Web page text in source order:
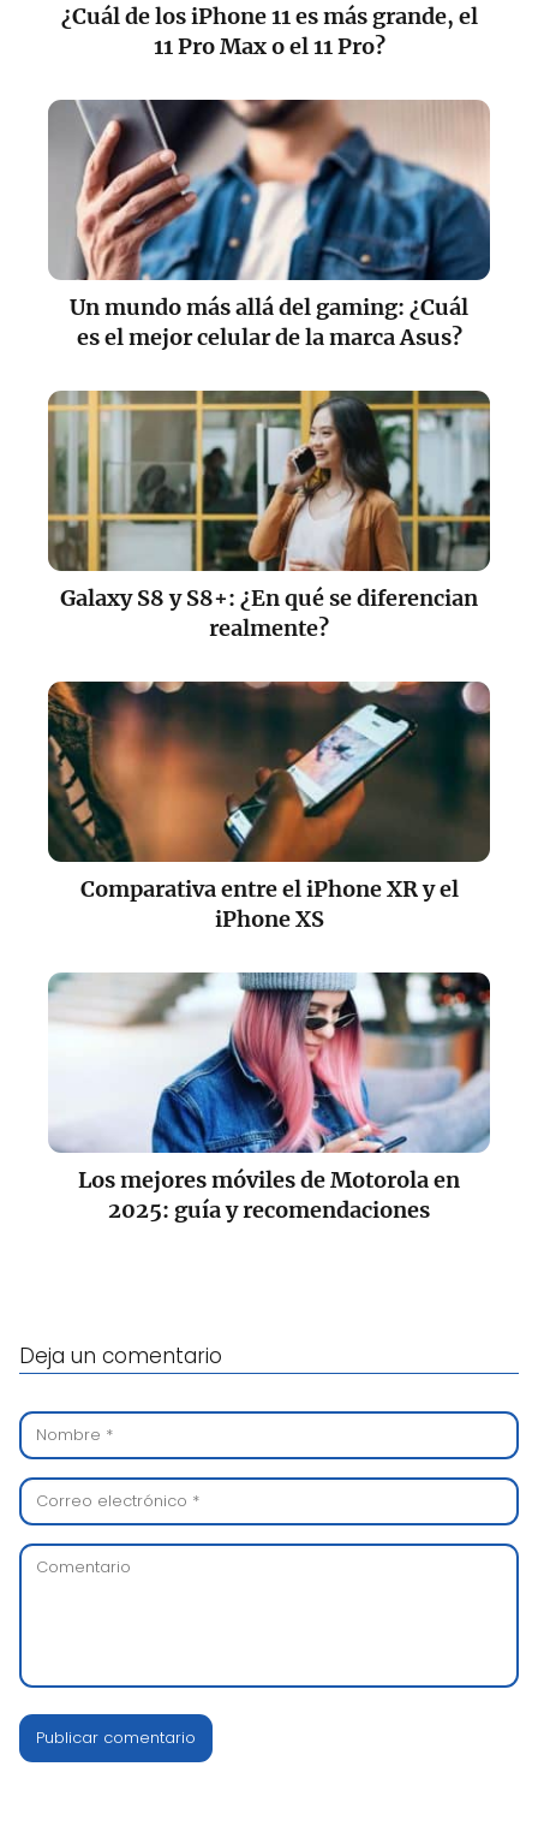
¿Cuál de los iPhone 11 es más grande, el
11 Pro Max o el 11 Pro?
Un mundo más allá del gaming: ¿Cuál
es el mejor celular de la marca Asus?
Galaxy S8 y S8+: ¿En qué se diferencian
realmente?
Comparativa entre el iPhone XR y el
iPhone XS
Los mejores móviles de Motorola en
2025: guía y recomendaciones
Deja un comentario